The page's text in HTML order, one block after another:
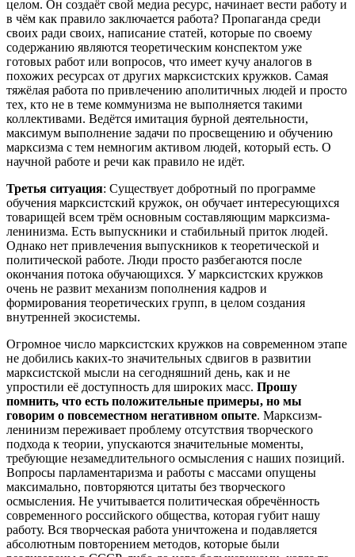
целом. Он создаёт свой медиа ресурс, начинает вести работу и
в чём как правило заключается работа? Пропаганда среди
своих ради своих, написание статей, которые по своему
содержанию являются теоретическим конспектом уже
готовых работ или вопросов, что имеет кучу аналогов в
похожих ресурсах от других марксистских кружков. Самая
тяжёлая работа по привлечению аполитичных людей и просто
тех, кто не в теме коммунизма не выполняется такими
коллективами. Ведётся имитация бурной деятельности,
максимум выполнение задачи по просвещению и обучению
марксизма с тем немногим активом людей, который есть. О
научной работе и речи как правило не идёт.
Третья ситуация: Существует добротный по программе
обучения марксистский кружок, он обучает интересующихся
товарищей всем трём основным составляющим марксизма-
ленинизма. Есть выпускники и стабильный приток людей.
Однако нет привлечения выпускников к теоретической и
политической работе. Люди просто разбегаются после
окончания потока обучающихся. У марксистских кружков
очень не развит механизм пополнения кадров и
формирования теоретических групп, в целом создания
внутренней экосистемы.
Огромное число марксистских кружков на современном этапе
не добились каких-то значительных сдвигов в развитии
марксистской мысли на сегодняшний день, как и не
упростили её доступность для широких масс. Прошу
помнить, что есть положительные примеры, но мы
говорим о повсеместном негативном опыте. Марксизм-
ленинизм переживает проблему отсутствия творческого
подхода к теории, упускаются значительные моменты,
требующие незамедлительного осмысления с наших позиций.
Вопросы парламентаризма и работы с массами опущены
максимально, повторяются цитаты без творческого
осмысления. Не учитывается политическая обречённость
современного российского общества, которая губит нашу
работу. Вся творческая работа уничтожена и подавляется
абсолютным повторением методов, которые были